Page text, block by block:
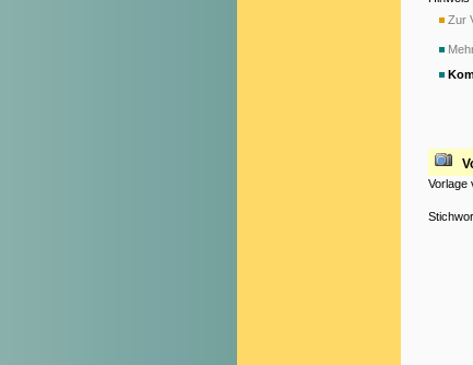
Zur
Vorlage